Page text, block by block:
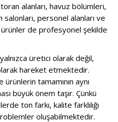
alanları, havuz bölümleri,
personel alanları ve
ürünler de profesyonel şekilde
üretici olarak değil,
hareket etmektedir.
tamamının aynı
büyük önem taşır. Çünkü
ton farkı, kalite farklılığı
oluşabilmektedir.